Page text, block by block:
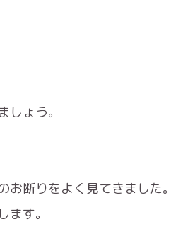
ょう。
断りをよく見てきました。
す。